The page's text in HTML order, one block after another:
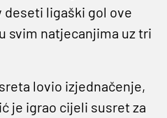
deseti ligaški gol ove
svim natjecanjima uz tri
lovio izjednačenje,
je igrao cijeli susret za